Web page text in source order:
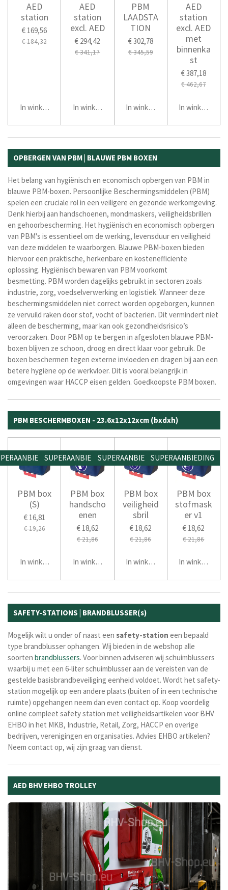
AED
station
€ 169,56
€ 184,32
In winkelwagen
AED
station
excl. AED
€ 294,42
€ 341,17
In winkelwagen
PBM
LAADSTA
TION
€ 302,78
€ 345,59
In winkelwagen
AED
station
excl. AED
met
binnenka
st
€ 387,18
€ 462,67
In winkelwagen
OPBERGEN VAN PBM | BLAUWE PBM BOXEN
Het belang van hygiënisch en economisch opbergen van PBM in
blauwe PBM-boxen. Persoonlijke Beschermingsmiddelen (PBM)
spelen een cruciale rol in een veiligere en gezonde werkomgeving.
Denk hierbij aan handschoenen, mondmaskers, veiligheidsbrillen
en gehoorbescherming. Het hygiënisch en economisch opbergen
van PBM's is essentieel om de werking, levensduur en veiligheid
van deze middelen te waarborgen. Blauwe PBM-boxen bieden
hiervoor een praktische, herkenbare en kostenefficiënte
oplossing. Hygiënisch bewaren van PBM voorkomt
besmetting. PBM worden dagelijks gebruikt in sectoren zoals
industrie, zorg, voedselverwerking en logistiek. Wanneer deze
beschermingsmiddelen niet correct worden opgeborgen, kunnen
ze vervuild raken door stof, vocht of bacteriën. Dit vermindert niet
alleen de bescherming, maar kan ook gezondheidsrisico’s
veroorzaken. Door PBM op te bergen in afgesloten blauwe PBM-
boxen blijven ze schoon, droog en direct klaar voor gebruik. De
boxen beschermen tegen externe invloeden en dragen bij aan een
betere hygiëne op de werkvloer. Dit is vooral belangrijk in
omgevingen waar HACCP eisen gelden. Goedkoopste PBM boxen.
PBM BESCHERMBOXEN - 23.6x12x12xcm (bxdxh)
PBM box
(S)
€ 16,81
€ 19,26
In winkelwagen
SUPERAANBIEDING
PBM box
handscho
enen
€ 18,62
€ 21,86
In winkelwagen
SUPERAANBIEDING
PBM box
veiligheid
sbril
€ 18,62
€ 21,86
In winkelwagen
SUPERAANBIEDING
PBM box
stofmask
er v1
€ 18,62
€ 21,86
In winkelwagen
SAFETY-STATIONS | BRANDBLUSSER(s)
Mogelijk wilt u onder of naast een safety-station een bepaald
type brandblusser ophangen. Wij bieden in de webshop alle
soorten brandblussers. Voor binnen adviseren wij schuimblussers
waarbij u met een 6-liter schuimblusser aan de vereisten van de
gestelde basisbrandbeveiliging eenheid voldoet. Wordt het safety-
station mogelijk op een andere plaats (buiten of in een technische
ruimte) opgehangen neem dan even contact op. Koop voordelig
online compleet safety station met veiligheidsartikelen voor BHV
EHBO in het MKB, Industrie, Retail, Zorg, HACCP en overige
bedrijven, verenigingen en organisaties. Advies EHBO artikelen?
Neem contact op, wij zijn graag van dienst.
AED BHV EHBO TROLLEY